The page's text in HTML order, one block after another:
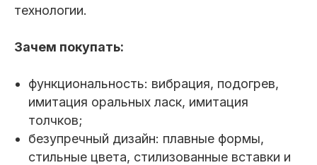
технологии.
Зачем покупать:
функциональность: вибрация, подогрев,
имитация оральных ласк, имитация
толчков;
безупречный дизайн: плавные формы,
стильные цвета, стилизованные вставки и